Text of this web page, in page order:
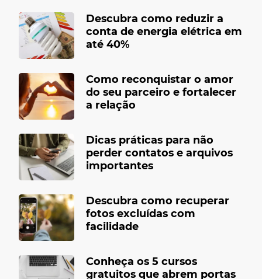
Descubra como reduzir a
conta de energia elétrica em
até 40%
Como reconquistar o amor
do seu parceiro e fortalecer
a relação
Dicas práticas para não
perder contatos e arquivos
importantes
Descubra como recuperar
fotos excluídas com
facilidade
Conheça os 5 cursos
gratuitos que abrem portas